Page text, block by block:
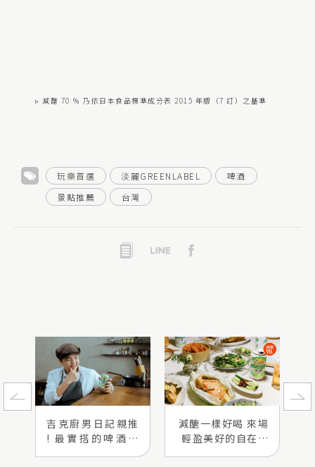
▹ 減醣 70 ％ 乃依日本食品標準成分表 2015 年版（7 訂）之基準
玩樂首選 淡麗GREENLABEL
啤酒
景點推薦
台灣
吉克廚男日記親推
! 最實搭的啤酒搭
減醣一樣好喝 來場
輕盈美好的自在家